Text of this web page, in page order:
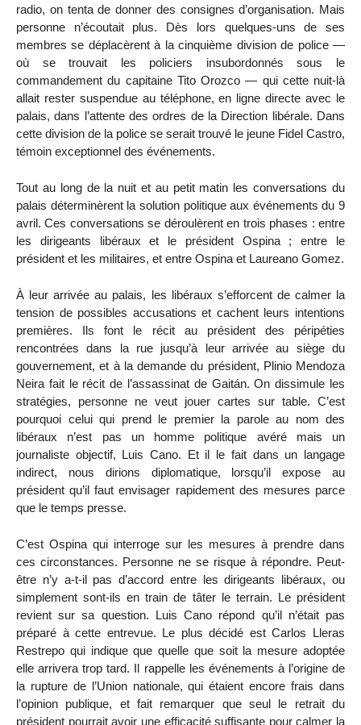
radio, on tenta de donner des consignes d’organisation. Mais
personne n’écoutait plus. Dès lors quelques-uns de ses
membres se déplacèrent à la cinquième division de police —
où se trouvait les policiers insubordonnés sous le
commandement du capitaine Tito Orozco — qui cette nuit-là
allait rester suspendue au téléphone, en ligne directe avec le
palais, dans l’attente des ordres de la Direction libérale. Dans
cette division de la police se serait trouvé le jeune Fidel Castro,
témoin exceptionnel des événements.
Tout au long de la nuit et au petit matin les conversations du
palais déterminèrent la solution politique aux événements du 9
avril. Ces conversations se déroulèrent en trois phases : entre
les dirigeants libéraux et le président Ospina ; entre le
président et les militaires, et entre Ospina et Laureano Gomez.
À leur arrivée au palais, les libéraux s’efforcent de calmer la
tension de possibles accusations et cachent leurs intentions
premières. Ils font le récit au président des péripéties
rencontrées dans la rue jusqu’à leur arrivée au siège du
gouvernement, et à la demande du président, Plinio Mendoza
Neira fait le récit de l’assassinat de Gaitán. On dissimule les
stratégies, personne ne veut jouer cartes sur table. C’est
pourquoi celui qui prend le premier la parole au nom des
libéraux n’est pas un homme politique avéré mais un
journaliste objectif, Luis Cano. Et il le fait dans un langage
indirect, nous dirions diplomatique, lorsqu’il expose au
président qu’il faut envisager rapidement des mesures parce
que le temps presse.
C’est Ospina qui interroge sur les mesures à prendre dans
ces circonstances. Personne ne se risque à répondre. Peut-
être n’y a-t-il pas d’accord entre les dirigeants libéraux, ou
simplement sont-ils en train de tâter le terrain. Le président
revient sur sa question. Luis Cano répond qu’il n’était pas
préparé à cette entrevue. Le plus décidé est Carlos Lleras
Restrepo qui indique que quelle que soit la mesure adoptée
elle arrivera trop tard. Il rappelle les événements à l’origine de
la rupture de l’Union nationale, qui étaient encore frais dans
l’opinion publique, et fait remarquer que seul le retrait du
président pourrait avoir une efficacité suffisante pour calmer la